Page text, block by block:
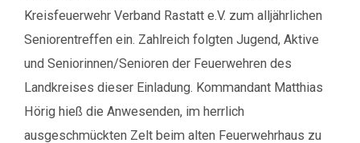
Kreisfeuerwehr Verband Rastatt e.V. zum alljährlichen
Seniorentreffen ein. Zahlreich folgten Jugend, Aktive
und Seniorinnen/Senioren der Feuerwehren des
Landkreises dieser Einladung. Kommandant Matthias
Hörig hieß die Anwesenden, im herrlich
ausgeschmückten Zelt beim alten Feuerwehrhaus zu